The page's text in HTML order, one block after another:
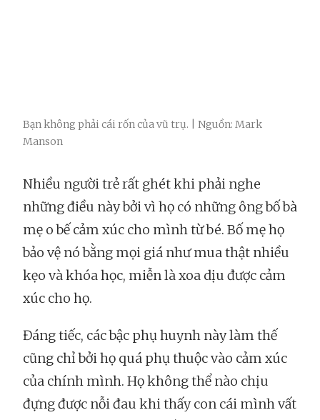
Bạn không phải cái rốn của vũ trụ. | Nguồn: Mark
Manson
Nhiều người trẻ rất ghét khi phải nghe
những điều này bởi vì họ có những ông bố bà
mẹ o bế cảm xúc cho mình từ bé. Bố mẹ họ
bảo vệ nó bằng mọi giá như mua thật nhiều
kẹo và khóa học, miễn là xoa dịu được cảm
xúc cho họ.
Đáng tiếc, các bậc phụ huynh này làm thế
cũng chỉ bởi họ quá phụ thuộc vào cảm xúc
của chính mình. Họ không thể nào chịu
đựng được nỗi đau khi thấy con cái mình vất